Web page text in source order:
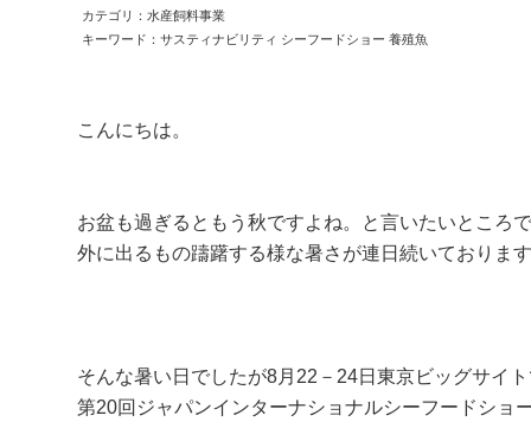
カテゴリ：水産飼料事業
キーワード：サスティナビリティ シーフードショー 養殖魚
こんにちは。
お盆も過ぎるともう秋ですよね。と言いたいところ
外に出るもの躊躇する様な暑さが連日続いておりま
そんな暑い日でしたが8月22－24日東京ビッグサイ
第20回ジャパンインターナショナルシーフードショ